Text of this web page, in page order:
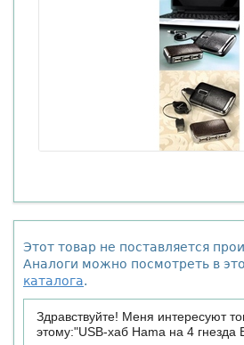
Этот товар не поставляется
Аналоги можно посмотреть в
каталога.